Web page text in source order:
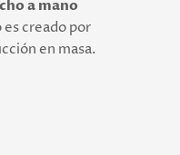
a mano
creado por
en masa.